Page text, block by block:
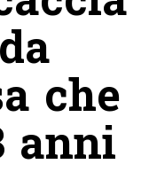
che
anni